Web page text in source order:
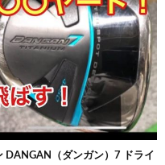
DANGAN（ダンガン）7 ドライ